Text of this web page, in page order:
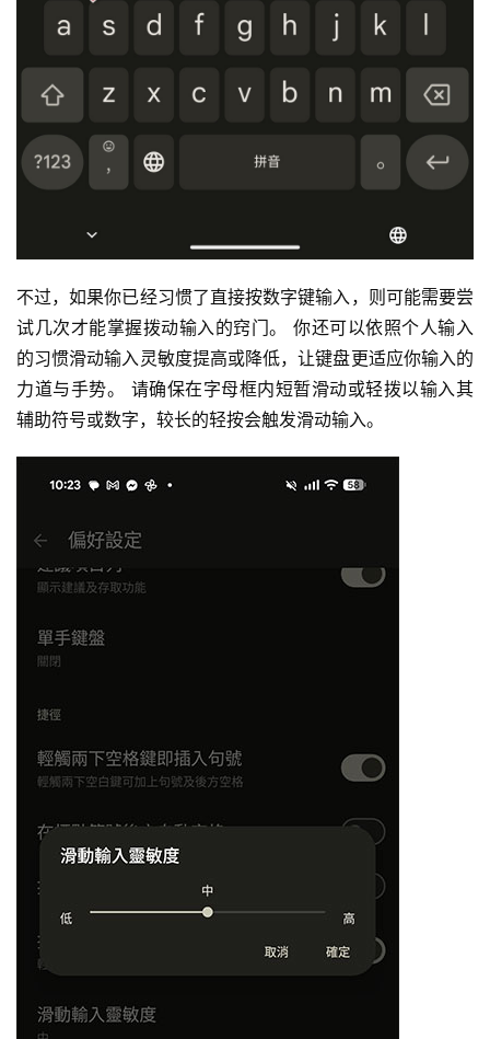
不过，如果你已经习惯了直接按数字键输入，则可能需要尝
试几次才能掌握拨动输入的窍门。 你还可以依照个人输入
的习惯滑动输入灵敏度提高或降低，让键盘更适应你输入的
力道与手势。 请确保在字母框内短暂滑动或轻拨以输入其
辅助符号或数字，较长的轻按会触发滑动输入。